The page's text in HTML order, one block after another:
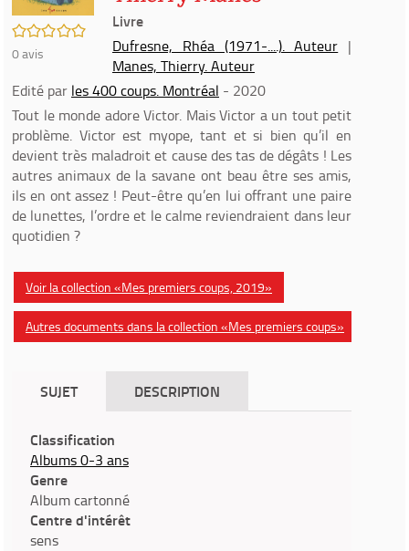
/5
0avis
Livre
Dufresne, Rhéa (1971-....). Auteur |
Manes, Thierry. Auteur
Edité par les 400 coups. Montréal - 2020
Tout le monde adore Victor. Mais Victor a un tout petit
problème. Victor est myope, tant et si bien qu’il en
devient très maladroit et cause des tas de dégâts ! Les
autres animaux de la savane ont beau être ses amis,
ils en ont assez ! Peut-être qu’en lui offrant une paire
de lunettes, l’ordre et le calme reviendraient dans leur
quotidien ?
Voir la collection «Mes premiers coups, 2019»
Autres documents dans la collection «Mes premiers coups»
SUJET DESCRIPTION
Classification
Albums 0-3 ans
Genre
Album cartonné
Centre d'intérêt
sens